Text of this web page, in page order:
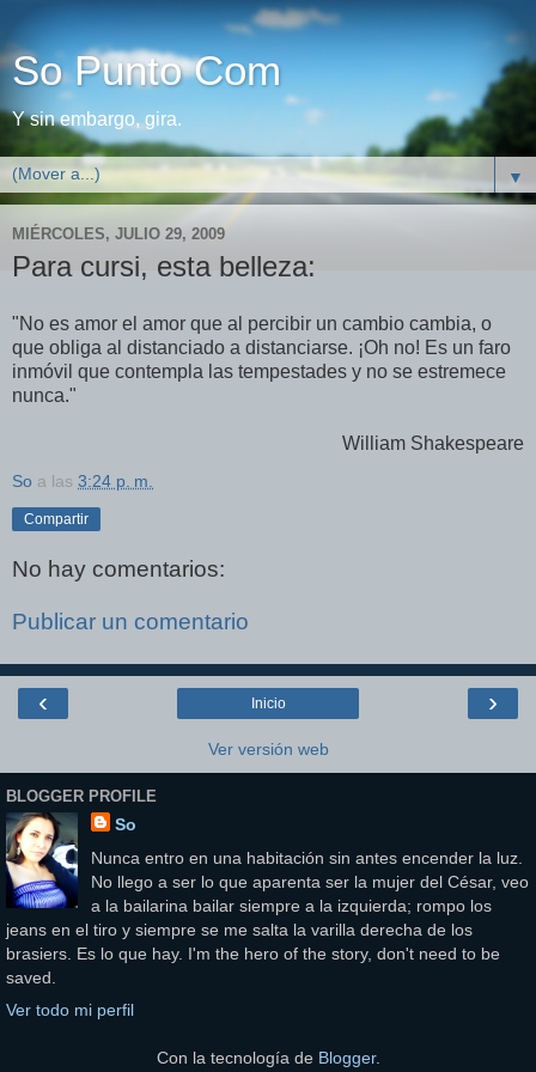
So Punto Com
Y sin embargo, gira.
▼
MIÉRCOLES, JULIO 29, 2009
Para cursi, esta belleza:
"No es amor el amor que al percibir un cambio cambia, o
que obliga al distanciado a distanciarse. ¡Oh no! Es un faro
inmóvil que contempla las tempestades y no se estremece
nunca."
William Shakespeare
So a las 3:24 p. m.
Compartir
No hay comentarios:
Publicar un comentario
‹ ›
Inicio
Ver versión web
BLOGGER PROFILE
So
Nunca entro en una habitación sin antes encender la luz.
No llego a ser lo que aparenta ser la mujer del César, veo
a la bailarina bailar siempre a la izquierda; rompo los
jeans en el tiro y siempre se me salta la varilla derecha de los
brasiers. Es lo que hay. I'm the hero of the story, don't need to be
saved.
Ver todo mi perfil
Con la tecnología de Blogger.